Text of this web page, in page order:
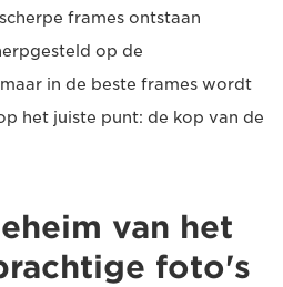
frames ontstaan
op de
in de beste frames wordt
het juiste punt: de kop van de
van het
foto's